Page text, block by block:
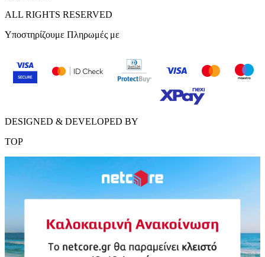
ALL RIGHTS RESERVED
Υποστηρίζουμε Πληρωμές με
DESIGNED & DEVELOPED BY
TOP